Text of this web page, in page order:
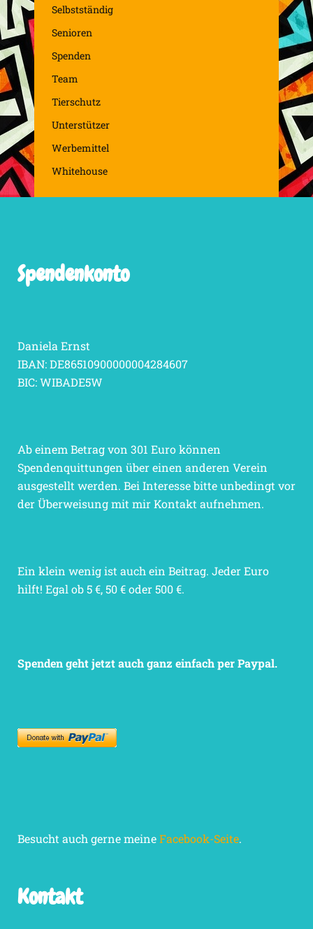
Selbstständig
Senioren
Spenden
Team
Tierschutz
Unterstützer
Werbemittel
Whitehouse
Spendenkonto
Daniela Ernst
IBAN: DE86510900000004284607
BIC: WIBADE5W
Ab einem Betrag von 301 Euro können
Spendenquittungen über einen anderen Verein
ausgestellt werden. Bei Interesse bitte unbedingt vor
der Überweisung mit mir Kontakt aufnehmen.
Ein klein wenig ist auch ein Beitrag. Jeder Euro
hilft! Egal ob 5 €, 50 € oder 500 €.
Spenden geht jetzt auch ganz einfach per Paypal.
Besucht auch gerne meineFacebook-Seite.
Kontakt